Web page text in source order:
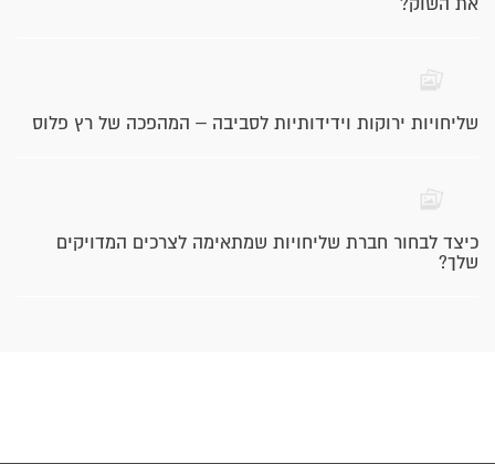
את השוק?
שליחויות ירוקות וידידותיות לסביבה – המהפכה של רץ פלוס
כיצד לבחור חברת שליחויות שמתאימה לצרכים המדויקים
שלך?